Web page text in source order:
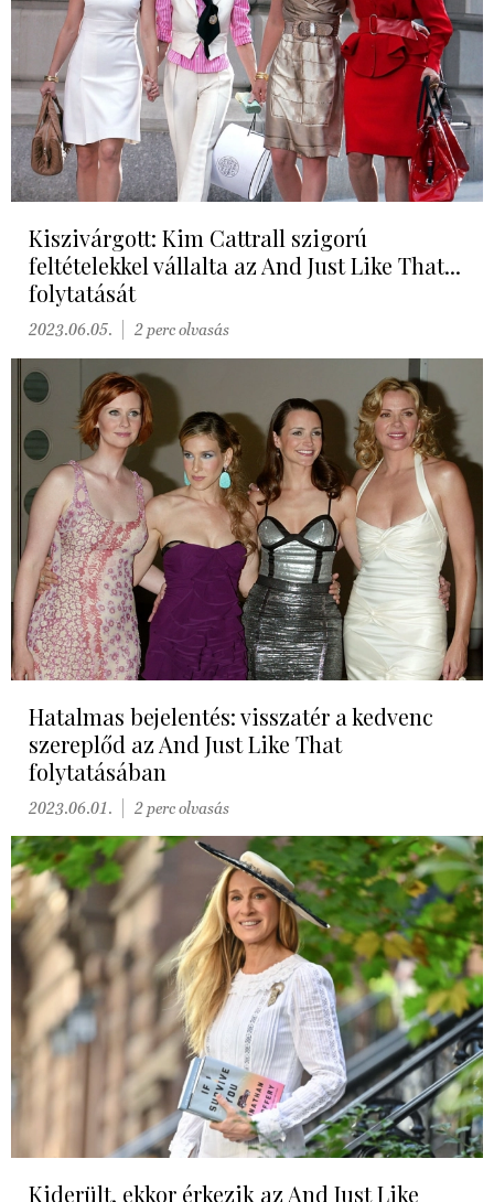
Kiszivárgott: Kim Cattrall szigorú
feltételekkel vállalta az And Just Like That...
folytatását
2023.06.05. 2 perc olvasás
Hatalmas bejelentés: visszatér a kedvenc
szereplőd az And Just Like That
folytatásában
2023.06.01. 2 perc olvasás
Kiderült, ekkor érkezik az And Just Like